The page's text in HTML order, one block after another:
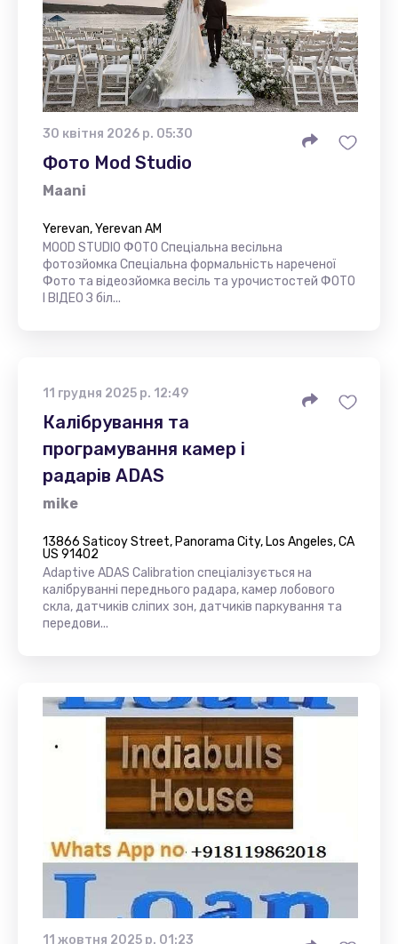
30 квітня 2026 р. 05:30
Фото Mod Studio
Maani
Yerevan, Yerevan AM
MOOD STUDIO ФОТО Спеціальна весільна
фотозйомка Спеціальна формальність нареченої
Фото та відеозйомка весіль та урочистостей ФОТО
І ВІДЕО З біл...
11 грудня 2025 р. 12:49
Калібрування та
програмування камер і
радарів ADAS
mike
13866 Saticoy Street, Panorama City, Los Angeles, CA
US 91402
Adaptive ADAS Calibration спеціалізується на
калібруванні переднього радара, камер лобового
скла, датчиків сліпих зон, датчиків паркування та
передови...
11 жовтня 2025 р. 01:23